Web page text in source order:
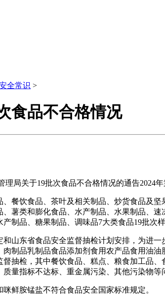
全常识 >
食品不合格情况
关于19批次食品不合格情况的通告2024年
饮食品、茶叶及相关制品、炒货食品及坚
薯类和膨化食品、水产制品、水果制品、
制品、糖果制品、调味品7大类食品19批次样
东省食品安全监督抽检计划安排，为进一
制品乳制品食品添加剂食用农产品食用油
抽检，其中餐饮食品、糕点、粮食加工品
量指标不达标、重金属污染、其他污染物
胺锰盐不符合食品安全国家标准规定。